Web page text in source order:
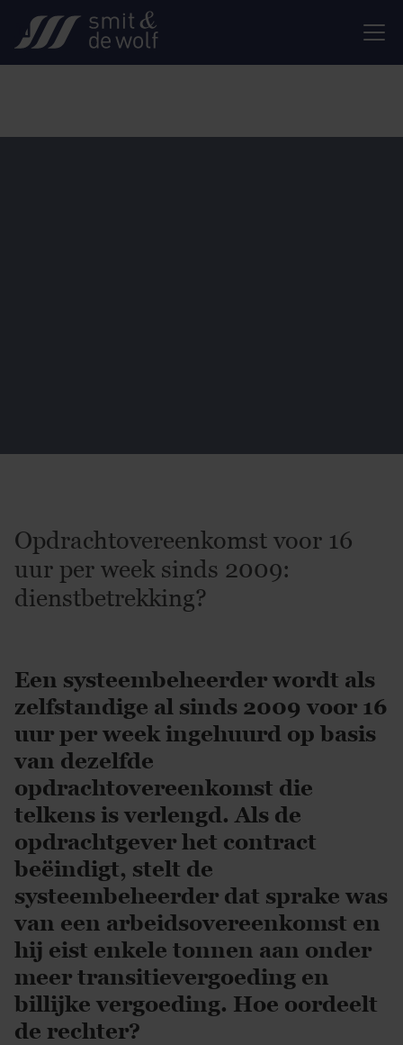
Opdrachtovereenkomst voor 16
uur per week sinds 2009:
dienstbetrekking?
Een systeembeheerder wordt als
zelfstandige al sinds 2009 voor 16
uur per week ingehuurd op basis
van dezelfde
opdrachtovereenkomst die
telkens is verlengd. Als de
opdrachtgever het contract
beëindigt, stelt de
systeembeheerder dat sprake was
van een arbeidsovereenkomst en
hij eist enkele tonnen aan onder
meer transitievergoeding en
billijke vergoeding. Hoe oordeelt
de rechter?